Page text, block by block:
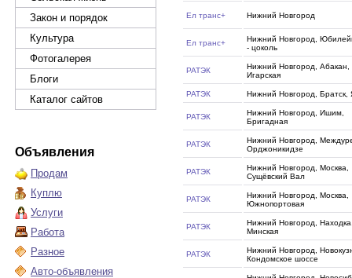
Закон и порядок
Культура
Фотогалерея
Блоги
Каталог сайтов
Объявления
Продам
Куплю
Услуги
Работа
Разное
Авто-объявления
Ел транс+ Нижний Новгород
Ел транс+
Нижний Новгород,
- цоколь
РАТЭК
Нижний Новгород, Абакан,
Игарская
РАТЭК Нижний Новгород, Братск,
РАТЭК
Нижний Новгород, Ишим,
Бригадная
РАТЭК
Нижний Новгород,
Орджоникидзе
РАТЭК
Нижний Новгород, Москва,
Сущёвский Вал
РАТЭК
Нижний Новгород, Москва,
Южнопортовая
РАТЭК
Нижний Новгород,
Минская
РАТЭК
Нижний Новгород,
Кондомское шоссе